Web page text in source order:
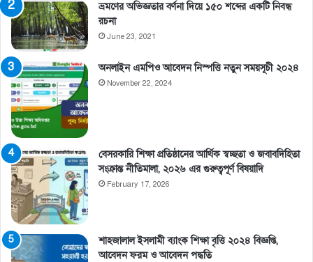
ভ্রমণের অভিজ্ঞতার বর্ণনা দিয়ে ১৫০ শব্দের একটি নিবন্ধ
রচনা
June 23, 2021
অনলাইন এমপিও আবেদন নিস্পত্তি নতুন সময়সূচী ২০২৪
November 22, 2024
বেসরকারি শিক্ষা প্রতিষ্ঠানের আর্থিক স্বচ্ছতা ও জবাবদিহিতা
সংক্রান্ত নীতিমালা, ২০২৬ এর গুরুত্বপূর্ণ বিষয়াদি
February 17, 2026
শাহজালাল ইসলামী ব্যাংক শিক্ষা বৃত্তি ২০২৪ বিজ্ঞপ্তি,
আবেদন ফরম ও আবেদন পদ্ধতি